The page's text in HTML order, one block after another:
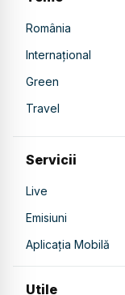
România
Internațional
Green
Travel
Servicii
Live
Emisiuni
Aplicația Mobilă
Utile